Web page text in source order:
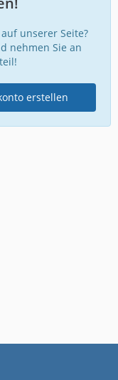
unserer Seite?
nehmen Sie an
erstellen